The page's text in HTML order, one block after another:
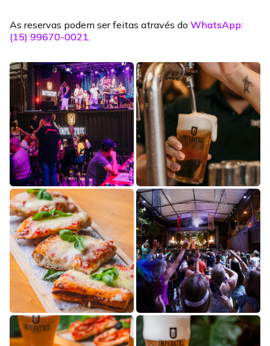
As reservas podem ser feitas através do WhatsApp:
(15) 99670-0021.